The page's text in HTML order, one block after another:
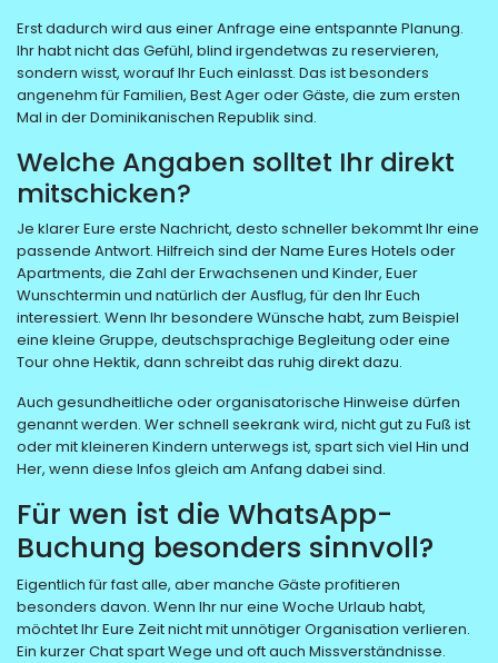
Erst dadurch wird aus einer Anfrage eine entspannte Planung.
Ihr habt nicht das Gefühl, blind irgendetwas zu reservieren,
sondern wisst, worauf Ihr Euch einlasst. Das ist besonders
angenehm für Familien, Best Ager oder Gäste, die zum ersten
Mal in der Dominikanischen Republik sind.
Welche Angaben solltet Ihr direkt
mitschicken?
Je klarer Eure erste Nachricht, desto schneller bekommt Ihr eine
passende Antwort. Hilfreich sind der Name Eures Hotels oder
Apartments, die Zahl der Erwachsenen und Kinder, Euer
Wunschtermin und natürlich der Ausflug, für den Ihr Euch
interessiert. Wenn Ihr besondere Wünsche habt, zum Beispiel
eine kleine Gruppe, deutschsprachige Begleitung oder eine
Tour ohne Hektik, dann schreibt das ruhig direkt dazu.
Auch gesundheitliche oder organisatorische Hinweise dürfen
genannt werden. Wer schnell seekrank wird, nicht gut zu Fuß ist
oder mit kleineren Kindern unterwegs ist, spart sich viel Hin und
Her, wenn diese Infos gleich am Anfang dabei sind.
Für wen ist die WhatsApp-
Buchung besonders sinnvoll?
Eigentlich für fast alle, aber manche Gäste profitieren
besonders davon. Wenn Ihr nur eine Woche Urlaub habt,
möchtet Ihr Eure Zeit nicht mit unnötiger Organisation verlieren.
Ein kurzer Chat spart Wege und oft auch Missverständnisse.